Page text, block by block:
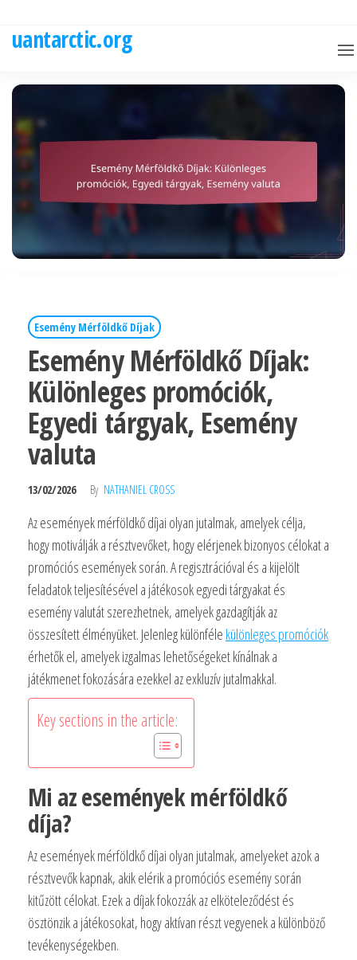
uantarctic.org
Esemény Mérföldkő Díjak
Esemény Mérföldkő Díjak:
Különleges promóciók,
Egyedi tárgyak, Esemény
valuta
13/02/2026 By NATHANIEL CROSS
Az események mérföldkő díjai olyan jutalmak, amelyek célja,
hogy motiválják a résztvevőket, hogy elérjenek bizonyos célokat a
promóciós események során. A regisztrációval és a kijelölt
feladatok teljesítésével a játékosok egyedi tárgyakat és
esemény valutát szerezhetnek, amelyek gazdagítják az
összesített élményüket. Jelenleg különféle különleges promóciók
érhetők el, amelyek izgalmas lehetőségeket kínálnak a
játékmenet fokozására ezekkel az exkluzív jutalmakkal.
Key sections in the article:
Mi az események mérföldkő
díja?
Az események mérföldkő díjai olyan jutalmak, amelyeket azok a
résztvevők kapnak, akik elérik a promóciós esemény során
kitűzött célokat. Ezek a díjak fokozzák az elköteleződést és
ösztönzik a játékosokat, hogy aktívan részt vegyenek a különböző
tevékenységekben.